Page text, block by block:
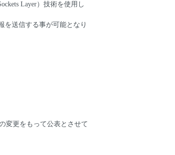
Layer）技術を使用し
を送信する事が可能となり
変更をもって公表とさせて